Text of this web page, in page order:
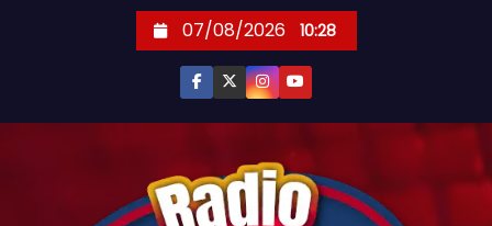
07/08/2026 10:28